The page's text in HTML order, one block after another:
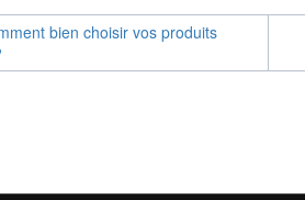
bien choisir vos produits